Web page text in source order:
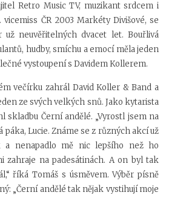
Retro Music TV, muzikant srdcem i
ČR 2003 Markéty Divišové, se
neuvěřitelných dvacet let. Bouřlivá
hudby, smíchu a emocí měla jeden
vystoupení s Davidem Kollerem.
večírku zahrál David Koller & Band a
ze svých velkých snů. Jako kytarista
skladbu Černí andělé. „Vyrostl jsem na
páka, Lucie. Známe se z různých akcí už
a nenapadlo mě nic lepšího než ho
zahraje na padesátinách. A on byl tak
říká Tomáš s úsměvem. Výběr písně
„Černí andělé tak nějak vystihují moje